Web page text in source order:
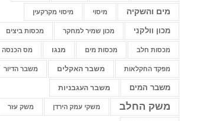
מים והשקיה מיסוי מיסוי מקרקעין
מכון וולקני מכון שמיר למחקר מכסות ביצים
מכסות חלב מכסות מים מנגו מס הכנסה
מפקד החקלאות משבר האקלים משבר הדיור
משבר המים משבר העגבניות
משק החלב משקי עמק הירדן משק עזר